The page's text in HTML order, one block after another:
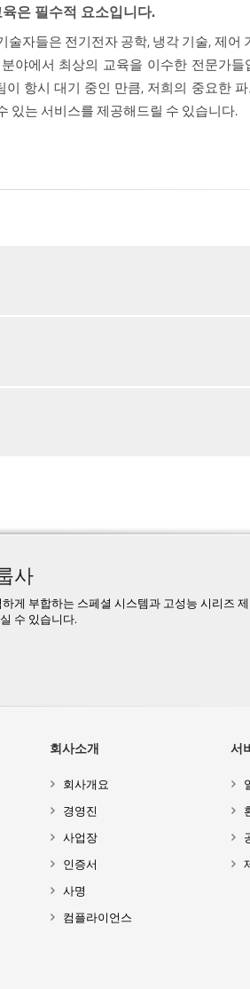
은 필수적 요소입니다.
술자들은 전기전자 공학, 냉각 기술, 제어
야에서 최상의 교육을 이수한 전문가들
이 항시 대기 중인 만큼, 저희의 중요한
있는 서비스를 제공해드릴 수 있습니다.
사
게 부합하는 스페셜 시스템과 고성능 시리즈
수 있습니다.
회사소개
회사개요
경영진
사업장
인증서
사명
컴플라이언스
서